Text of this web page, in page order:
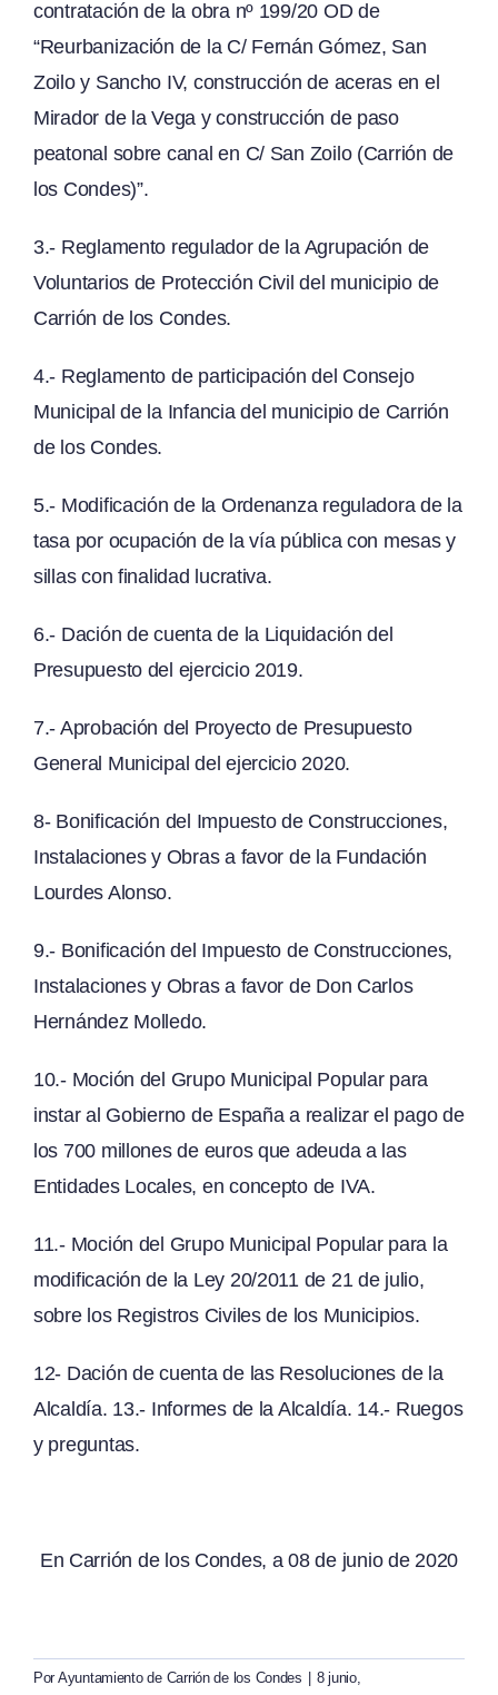
contratación de la obra nº 199/20 OD de
“Reurbanización de la C/ Fernán Gómez, San
Zoilo y Sancho IV, construcción de aceras en el
Mirador de la Vega y construcción de paso
peatonal sobre canal en C/ San Zoilo (Carrión de
los Condes)”.
3.- Reglamento regulador de la Agrupación de
Voluntarios de Protección Civil del municipio de
Carrión de los Condes.
4.- Reglamento de participación del Consejo
Municipal de la Infancia del municipio de Carrión
de los Condes.
5.- Modificación de la Ordenanza reguladora de la
tasa por ocupación de la vía pública con mesas y
sillas con finalidad lucrativa.
6.- Dación de cuenta de la Liquidación del
Presupuesto del ejercicio 2019.
7.- Aprobación del Proyecto de Presupuesto
General Municipal del ejercicio 2020.
8- Bonificación del Impuesto de Construcciones,
Instalaciones y Obras a favor de la Fundación
Lourdes Alonso.
9.- Bonificación del Impuesto de Construcciones,
Instalaciones y Obras a favor de Don Carlos
Hernández Molledo.
10.- Moción del Grupo Municipal Popular para
instar al Gobierno de España a realizar el pago de
los 700 millones de euros que adeuda a las
Entidades Locales, en concepto de IVA.
11.- Moción del Grupo Municipal Popular para la
modificación de la Ley 20/2011 de 21 de julio,
sobre los Registros Civiles de los Municipios.
12- Dación de cuenta de las Resoluciones de la
Alcaldía. 13.- Informes de la Alcaldía. 14.- Ruegos
y preguntas.
En Carrión de los Condes, a 08 de junio de 2020
Por Ayuntamiento de Carrión de los Condes | 8 junio,